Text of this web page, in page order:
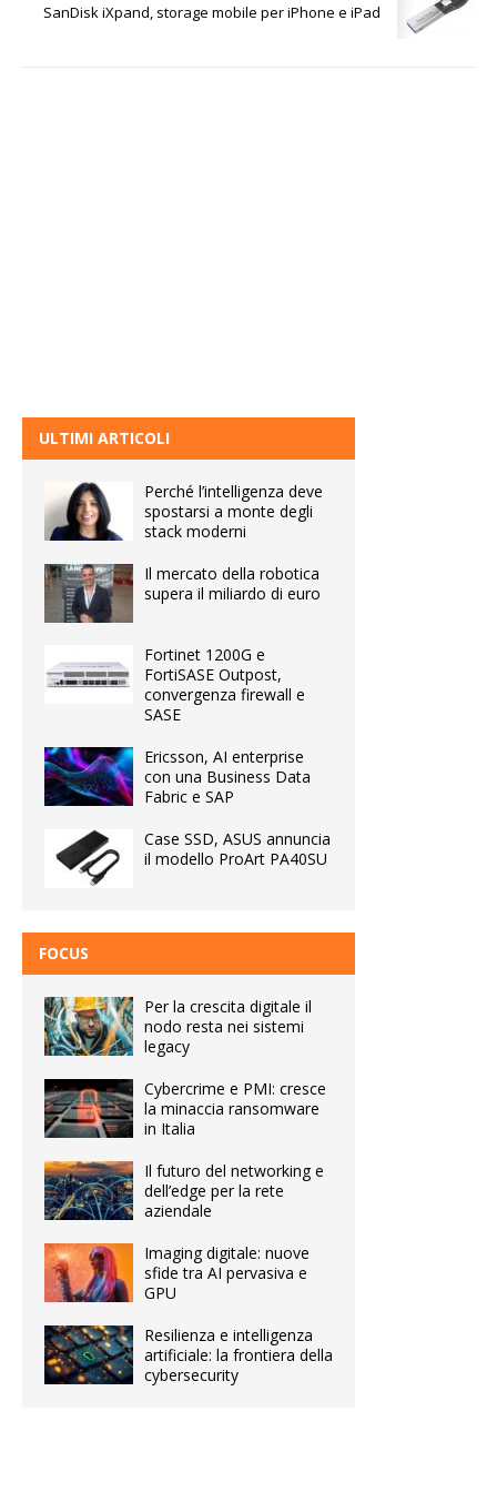
SanDisk iXpand, storage mobile per iPhone e iPad
ULTIMI ARTICOLI
Perché l’intelligenza deve
spostarsi a monte degli
stack moderni
Il mercato della robotica
supera il miliardo di euro
Fortinet 1200G e
FortiSASE Outpost,
convergenza firewall e
SASE
Ericsson, AI enterprise
con una Business Data
Fabric e SAP
Case SSD, ASUS annuncia
il modello ProArt PA40SU
FOCUS
Per la crescita digitale il
nodo resta nei sistemi
legacy
Cybercrime e PMI: cresce
la minaccia ransomware
in Italia
Il futuro del networking e
dell’edge per la rete
aziendale
Imaging digitale: nuove
sfide tra AI pervasiva e
GPU
Resilienza e intelligenza
artificiale: la frontiera della
cybersecurity